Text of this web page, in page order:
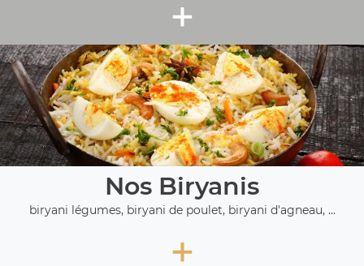
+
Nos Biryanis
biryani légumes, biryani de poulet, biryani d'agneau, ...
+